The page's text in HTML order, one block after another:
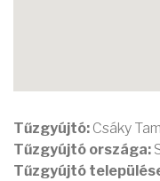
Tűzgyújtó: Csáky
Tűzgyújtó országa:
Tűzgyújtó